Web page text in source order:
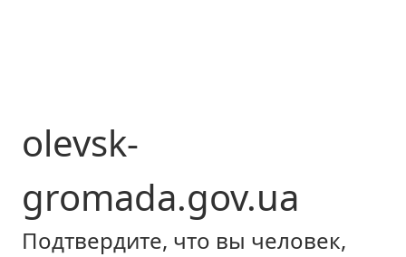
olevsk-
gromada.gov.ua
Подтвердите, что вы человек,